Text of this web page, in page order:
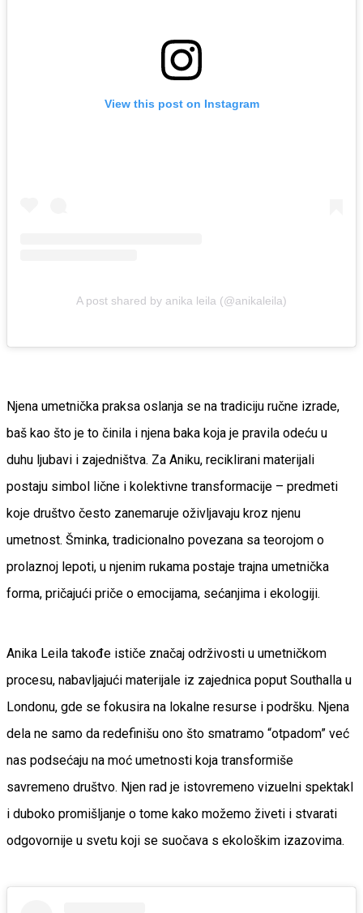
View this post on Instagram
A post shared by anika leila (@anikaleila)
Njena umetnička praksa oslanja se na tradiciju ručne izrade,
baš kao što je to činila i njena baka koja je pravila odeću u
duhu ljubavi i zajedništva. Za Aniku, reciklirani materijali
postaju simbol lične i kolektivne transformacije – predmeti
koje društvo često zanemaruje oživljavaju kroz njenu
umetnost. Šminka, tradicionalno povezana sa teorojom o
prolaznoj lepoti, u njenim rukama postaje trajna umetnička
forma, pričajući priče o emocijama, sećanjima i ekologiji.
Anika Leila takođe ističe značaj održivosti u umetničkom
procesu, nabavljajući materijale iz zajednica poput Southalla u
Londonu, gde se fokusira na lokalne resurse i podršku. Njena
dela ne samo da redefinišu ono što smatramo “otpadom” već
nas podsećaju na moć umetnosti koja transformiše
savremeno društvo. Njen rad je istovremeno vizuelni spektakl
i duboko promišljanje o tome kako možemo živeti i stvarati
odgovornije u svetu koji se suočava s ekološkim izazovima.